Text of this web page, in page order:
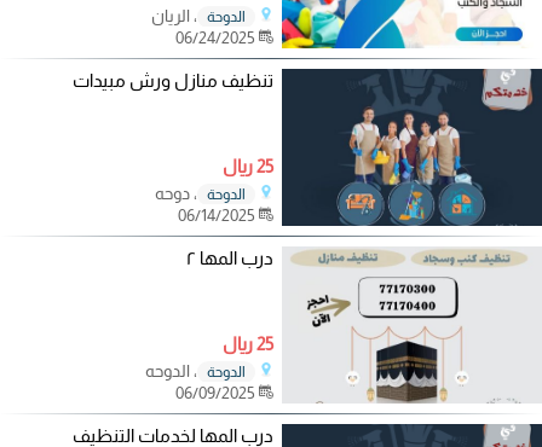
الدوحة
، الريان
تنظيف منازل ورش مبيدات
25 ريال
الدوحة
، دوحه
درب المها ٢
25 ريال
الدوحة
، الدوحه
درب المها لخدمات التنظيف